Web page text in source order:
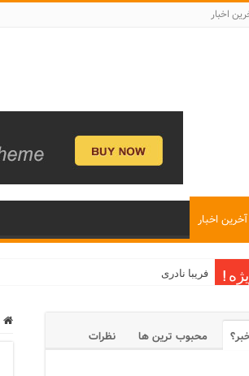
اخبار
آخرین اخبار
! فریبا نادری
محبوب ترین ها
نظرات